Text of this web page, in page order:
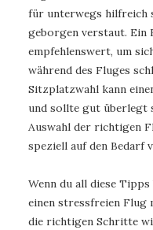
für unterwegs hilfreich
geborgen verstaut. Ein
empfehlenswert, um
während des Fluges
Sitzplatzwahl kann
und sollte gut überlegt
Auswahl der richtigen
speziell auf den Bedarf
Wenn du all diese
einen stressfreien Flug
die richtigen Schritte